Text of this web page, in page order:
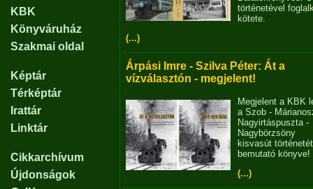
KBK
Könyváruház
Szakmai oldal
Képtár
Térképtár
Irattár
Linktár
Cikkarchívum
Újdonságok
történetével
kötete.
(...)
Árpási Imre - Szilva Péter: Át a
vízválasztón - megjelent!
Megjelent a KBK
a Szob -
Nagyirtáspuszta -
Nagybörzsöny
kisvasút történetét
bemutató könyve!
(...)